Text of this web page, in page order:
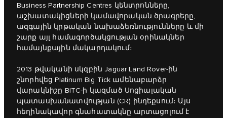
Business Partnership Centres կենտրոնները,
աշխատակիցների կամավորական ծրագրերը,
ազգային կրթական նախաձեռնությունները և մի
շարք այլ համագործակցության օրինակներ
համայնքային մակարդակում։
2013 թվականի սկզբին Jaguar Land Rover-ին
շնորհվեց Platinum Big Tick ամենաբարձր
վարակնիշը BITC-ի կազմած Սոցիալական
պատասխանատվության (CR) ինդեքսում։ Այս
հեղինակավոր գնահատակնը արտացոլում է